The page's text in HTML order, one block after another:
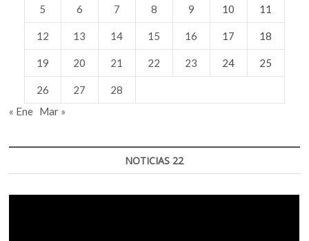
5 6 7 8 9 10 11
12 13 14 15 16 17 18
19 20 21 22 23 24 25
26 27
28
« Ene Mar »
NOTICIAS 22